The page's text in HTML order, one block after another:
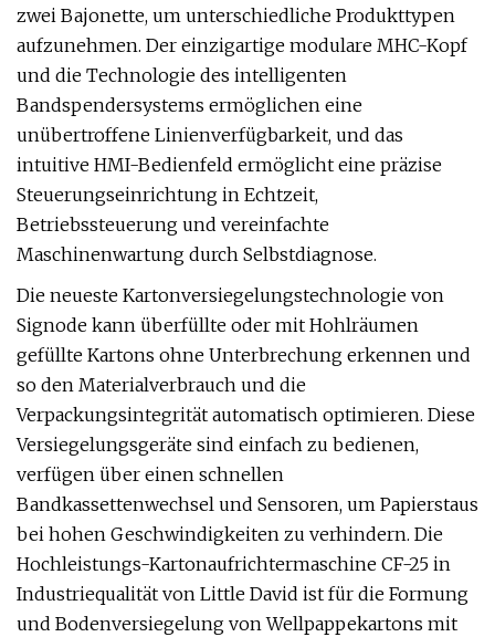
zwei Bajonette, um unterschiedliche Produkttypen
aufzunehmen. Der einzigartige modulare MHC-Kopf
und die Technologie des intelligenten
Bandspendersystems ermöglichen eine
unübertroffene Linienverfügbarkeit, und das
intuitive HMI-Bedienfeld ermöglicht eine präzise
Steuerungseinrichtung in Echtzeit,
Betriebssteuerung und vereinfachte
Maschinenwartung durch Selbstdiagnose.
Die neueste Kartonversiegelungstechnologie von
Signode kann überfüllte oder mit Hohlräumen
gefüllte Kartons ohne Unterbrechung erkennen und
so den Materialverbrauch und die
Verpackungsintegrität automatisch optimieren. Diese
Versiegelungsgeräte sind einfach zu bedienen,
verfügen über einen schnellen
Bandkassettenwechsel und Sensoren, um Papierstaus
bei hohen Geschwindigkeiten zu verhindern. Die
Hochleistungs-Kartonaufrichtermaschine CF-25 in
Industriequalität von Little David ist für die Formung
und Bodenversiegelung von Wellpappekartons mit